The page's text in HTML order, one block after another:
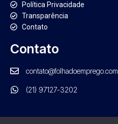
Política Privacidade
Transparência
Contato
Contato
contato@folhadoemprego.com
(21) 97127-3202